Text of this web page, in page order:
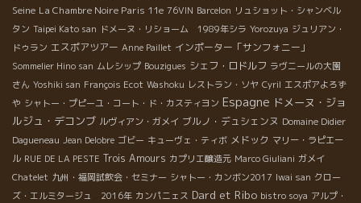
Seine La Chambre Noire Paris 11e 76VIN Barcelon リュショット・シャンベル
タン Taipei Kato san ドメーヌ・リショーム 1989年シラ Yorozuya ジュリアン・
ドゥラン エスポアツアー Anne Paillet インポーター「サンフォニー」
Sommelier Hino san ムレシップ Bouzigues シェフ・ロドルフ ラヴニールの大園
さん Yoshiki san François Ecot Washoku レストラン・ソヤ Cyril エスポアよろず
や シャトー・プピーユ・コート・ド・カスティヨン Espagne ドメーヌ・ジョ
ルジュ・デコンブ ルヴィアン・ガメイ ブルノ・デュシェンヌ Domaine Didier
Dagueneau Jean Delobre ゴビー キューヴェ・ティボ メドック マリー・ラピエー
ル RUE DE LA PESTE Trois Amours カプリエ醸造元 Marco Giuliani ガメイ
Chatelet 九州・福岡試飲会・セミナー シャトー・カンボン2017 Iwai san クロー
ズ・エルミタージュ 2016年 カンパニェス Dard et Ribo bistro soya アルプ・